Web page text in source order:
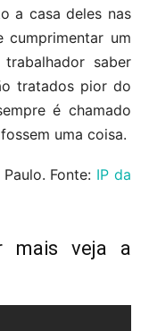
a casa deles nas
cumprimentar um
saber
tratados pior do
é chamado
uma coisa.
Fonte: IP da
mais veja a